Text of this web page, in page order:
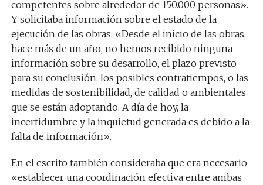
competentes sobre alrededor de 150.000 personas».
Y solicitaba información sobre el estado de la
ejecución de las obras: «Desde el inicio de las obras,
hace más de un año, no hemos recibido ninguna
información sobre su desarrollo, el plazo previsto
para su conclusión, los posibles contratiempos, o las
medidas de sostenibilidad, de calidad o ambientales
que se están adoptando. A día de hoy, la
incertidumbre y la inquietud generada es debido a la
falta de información».
En el escrito también consideraba que era necesario
«establecer una coordinación efectiva entre ambas